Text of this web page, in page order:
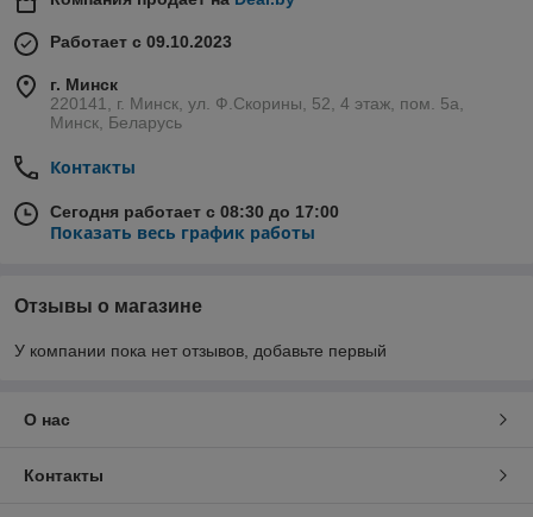
Работает с 09.10.2023
г. Минск
220141, г. Минск, ул. Ф.Скорины, 52, 4 этаж, пом. 5а,
Минск, Беларусь
Контакты
Сегодня работает с 08:30 до 17:00
Показать весь график работы
Отзывы о магазине
У компании пока нет отзывов, добавьте первый
О нас
Контакты